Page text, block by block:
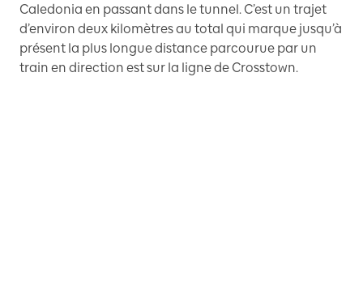
Caledonia en passant dans le tunnel. C’est un trajet
d’environ deux kilomètres au total qui marque jusqu’à
présent la plus longue distance parcourue par un
train en direction est sur la ligne de Crosstown.